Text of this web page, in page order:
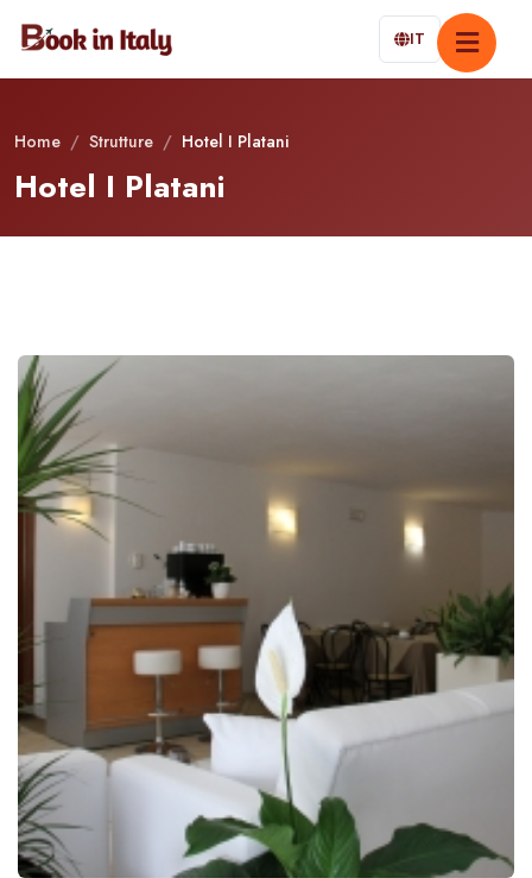
IT
Home / Strutture / Hotel I Platani
Hotel I Platani